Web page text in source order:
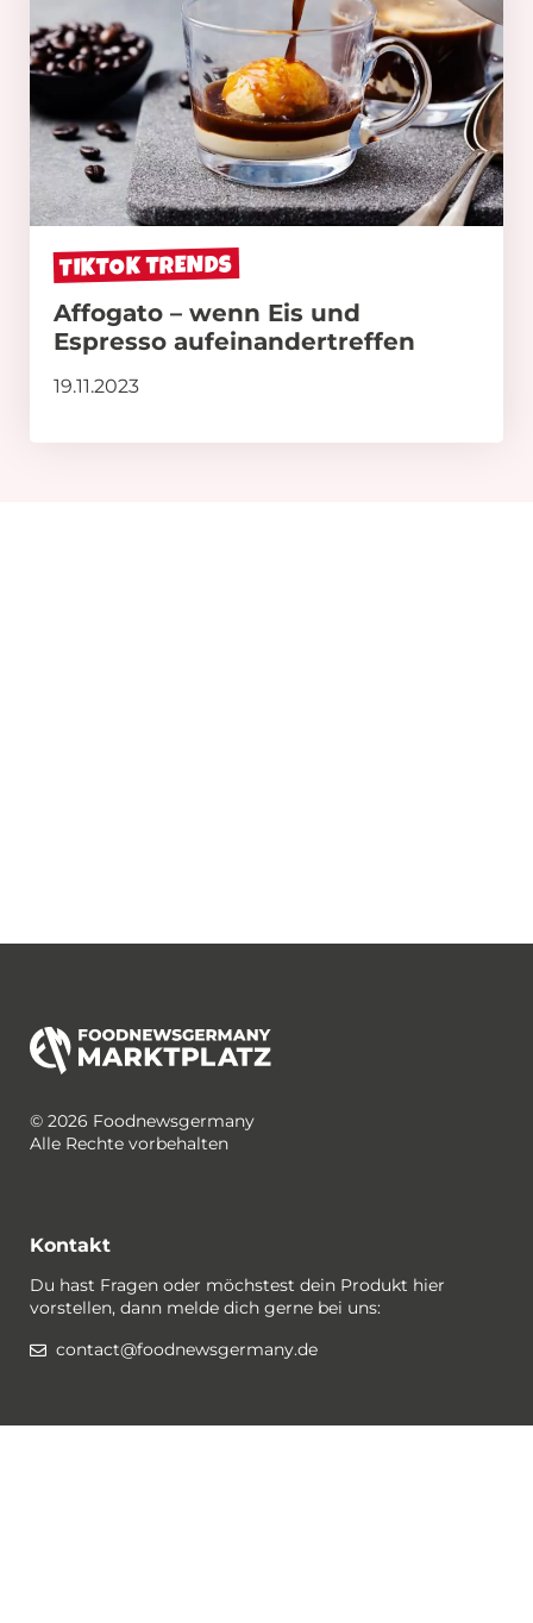
TIKTOK TRENDS
Affogato – wenn Eis und
Espresso aufeinandertreffen
19.11.2023
© 2026 Foodnewsgermany
Alle Rechte vorbehalten
Kontakt
Du hast Fragen oder möchstest dein Produkt hier
vorstellen, dann melde dich gerne bei uns:
contact@foodnewsgermany.de